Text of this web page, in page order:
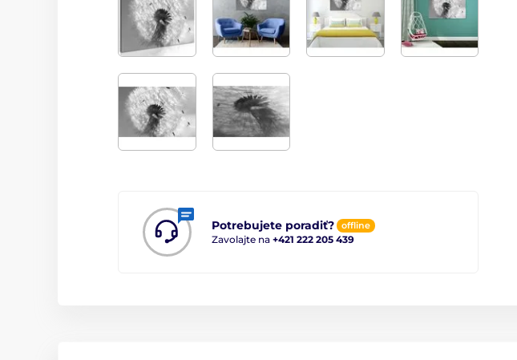
Potrebujete poradiť? offline
Zavolajte na +421 222 205 439